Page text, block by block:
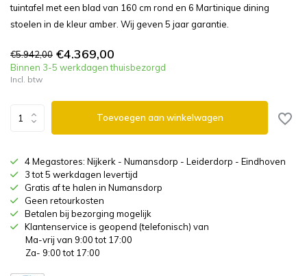
tuintafel met een blad van 160 cm rond en 6 Martinique dining
stoelen in de kleur amber. Wij geven 5 jaar garantie.
€5.942,00 €4.369,00
Binnen 3-5 werkdagen thuisbezorgd
Incl. btw
Toevoegen aan winkelwagen
4 Megastores: Nijkerk - Numansdorp - Leiderdorp - Eindhoven
3 tot 5 werkdagen levertijd
Gratis af te halen in Numansdorp
Geen retourkosten
Betalen bij bezorging mogelijk
Klantenservice is geopend (telefonisch) van
Ma-vrij van 9:00 tot 17:00
Za- 9:00 tot 17:00